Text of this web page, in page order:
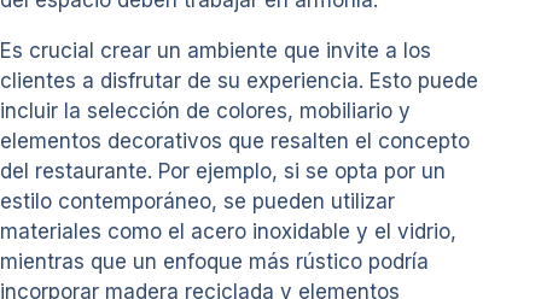
Es crucial crear un ambiente que invite a los
clientes a disfrutar de su experiencia. Esto puede
incluir la selección de colores, mobiliario y
elementos decorativos que resalten el concepto
del restaurante. Por ejemplo, si se opta por un
estilo contemporáneo, se pueden utilizar
materiales como el acero inoxidable y el vidrio,
mientras que un enfoque más rústico podría
incorporar madera reciclada y elementos